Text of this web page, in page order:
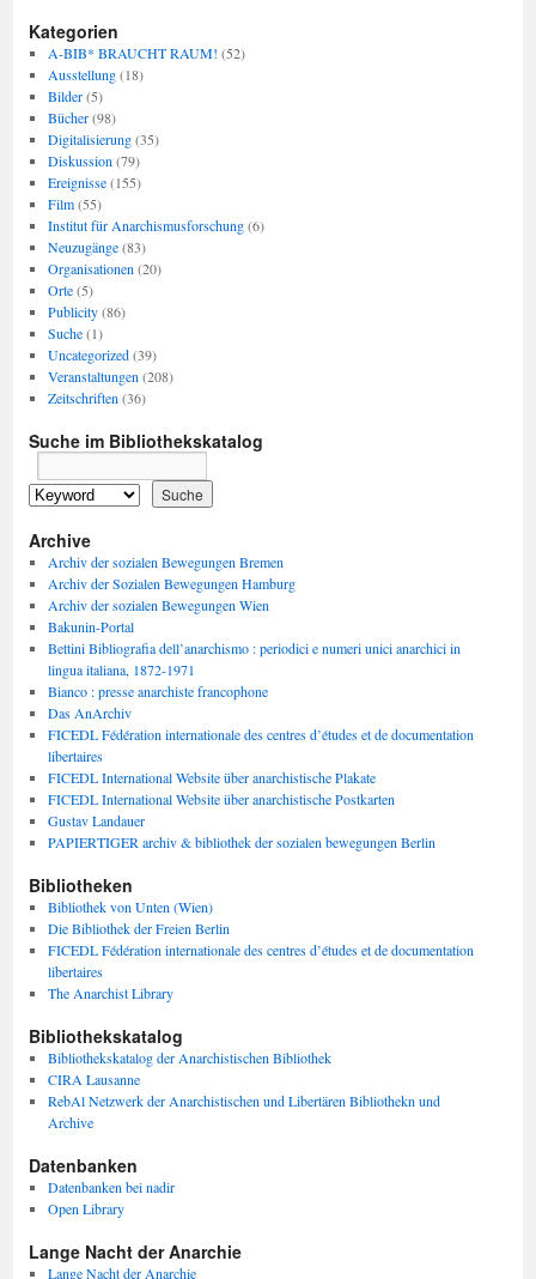
Kategorien
A-BIB* BRAUCHT RAUM! (52)
Ausstellung(18)
Bilder(5)
Bücher(98)
Digitalisierung(35)
Diskussion(79)
Ereignisse(155)
Film(55)
Institut für Anarchismusforschung(6)
Neuzugänge(83)
Organisationen(20)
Orte(5)
Publicity(86)
Suche(1)
Uncategorized(39)
Veranstaltungen(208)
Zeitschriften(36)
Suche im Bibliothekskatalog
Archive
Archiv der sozialen Bewegungen Bremen
Archiv der Sozialen Bewegungen Hamburg
Archiv der sozialen Bewegungen Wien
Bakunin-Portal
Bettini Bibliografia dell’anarchismo : periodici e numeri unici anarchici in
lingua italiana, 1872-1971
Bianco : presse anarchiste francophone
Das AnArchiv
FICEDL Fédération internationale des centres d’études et de documentation
libertaires
FICEDL International Website über anarchistische Plakate
FICEDL International Website über anarchistische Postkarten
Gustav Landauer
PAPIERTIGER archiv & bibliothek der sozialen bewegungen Berlin
Bibliotheken
Bibliothek von Unten (Wien)
Die Bibliothek der Freien Berlin
FICEDL Fédération internationale des centres d’études et de documentation
libertaires
The Anarchist Library
Bibliothekskatalog
Bibliothekskatalog der Anarchistischen Bibliothek
CIRA Lausanne
RebAl Netzwerk der Anarchistischen und Libertären Bibliothekn und
Archive
Datenbanken
Datenbanken bei nadir
Open Library
Lange Nacht der Anarchie
Lange Nacht der Anarchie